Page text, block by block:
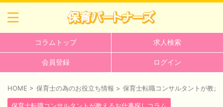
コラムトップ 求人検索
会員登録 ログイン
HOME > 保育士の為のお役立ち情報 > 保育士転職コンサルタントが教え